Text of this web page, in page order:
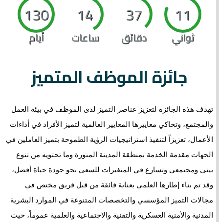
130
أيام
14
ساعات
37
دقائق
10
ثواني
جائزة الموظف المتميز
تهدف هذه الجائزة لتعزيز عناصر التميز لدى الموظف في بيئة العمل
والمجتمع، وتحاكي معاييرها المعايير العالمية لتميز الأفراد في أداءات
الأعمال، تعزيزاً لتنفيذ استراتيجيات الرؤية الطموحة بتميز العاملين في
الجهات مقدمة الخدمة بمنطقة المدينة المنورة وما تحتويه من تنوع
بيئي ومجتمعي وتسارع في المتغيرات للسعي نحو جودة حياة أفضل،
وقد تم بناء إطارها العلمي بعناية فائقة من قبل فريق مختص في
مجالات التميز المؤسسي والتخصصات المتنوعة في الموارد البشرية
المدنية والأمنية العسكرية والتقنية والاجتماعية والعلمية عموماً، حيث